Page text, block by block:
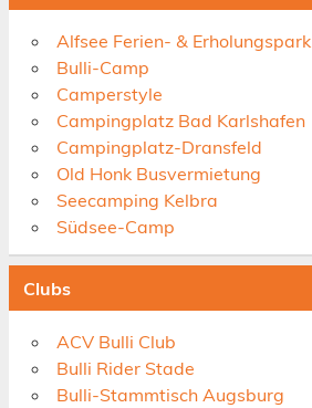
Alfsee Ferien- & Erholungspark
Bulli-Camp
Camperstyle
Campingplatz Bad Karlshafen
Campingplatz-Dransfeld
Old Honk Busvermietung
Seecamping Kelbra
Südsee-Camp
Clubs
ACV Bulli Club
Bulli Rider Stade
Bulli-Stammtisch Augsburg